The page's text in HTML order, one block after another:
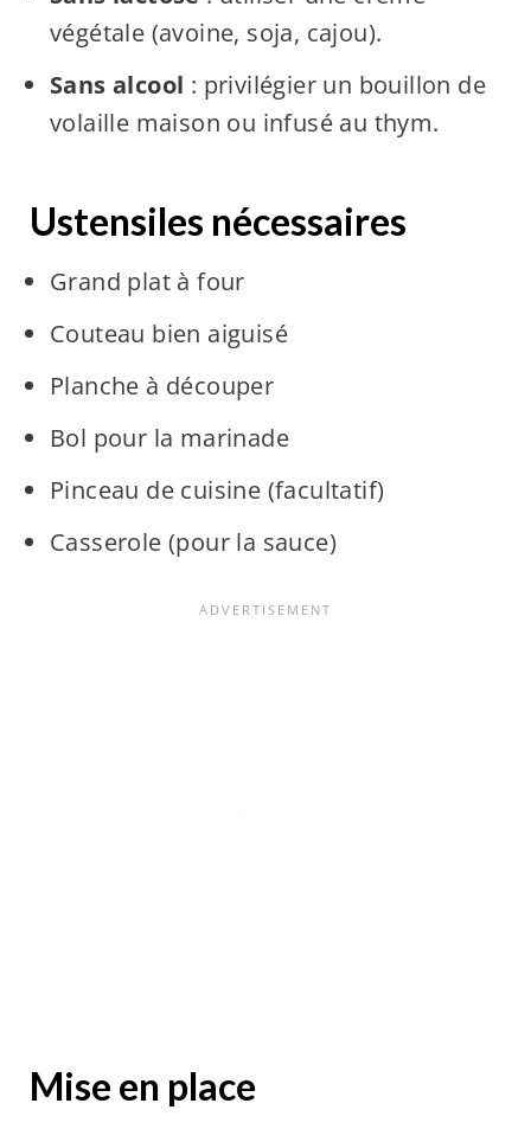
végétale (avoine, soja, cajou).
Sans alcool : privilégier un bouillon de
volaille maison ou infusé au thym.
Ustensiles nécessaires
Grand plat à four
Couteau bien aiguisé
Planche à découper
Bol pour la marinade
Pinceau de cuisine (facultatif)
Casserole (pour la sauce)
Mise en place